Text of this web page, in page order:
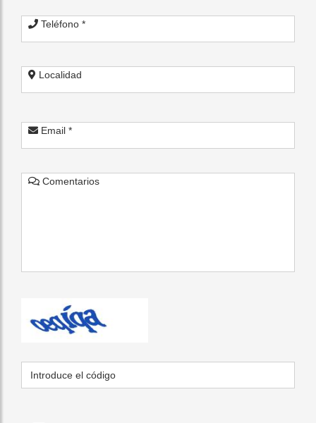
Teléfono *
Localidad
Email *
Comentarios